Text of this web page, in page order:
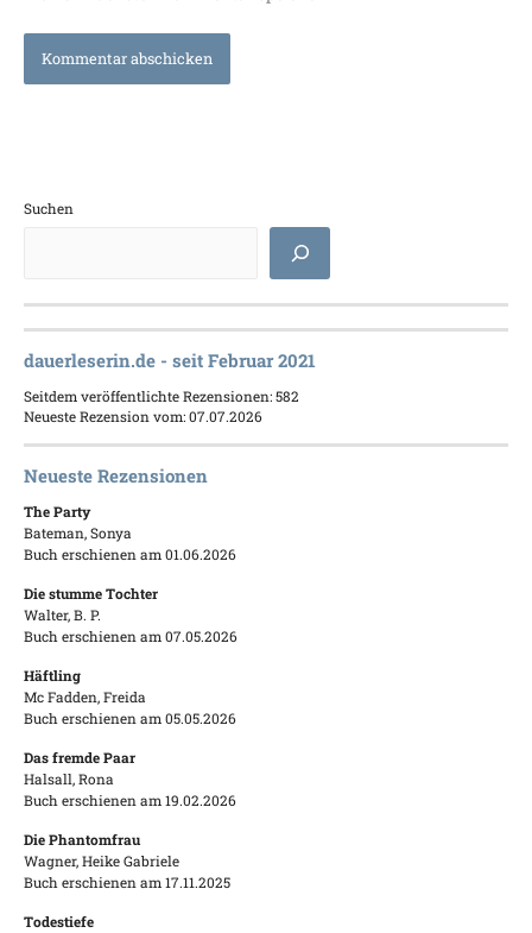
Suchen
dauerleserin.de - seit Februar 2021
Seitdem veröffentlichte Rezensionen: 582
Neueste Rezension vom: 07.07.2026
Neueste Rezensionen
The Party
Bateman, Sonya
Buch erschienen am 01.06.2026
Die stumme Tochter
Walter, B. P.
Buch erschienen am 07.05.2026
Häftling
Mc Fadden, Freida
Buch erschienen am 05.05.2026
Das fremde Paar
Halsall, Rona
Buch erschienen am 19.02.2026
Die Phantomfrau
Wagner, Heike Gabriele
Buch erschienen am 17.11.2025
Todestiefe